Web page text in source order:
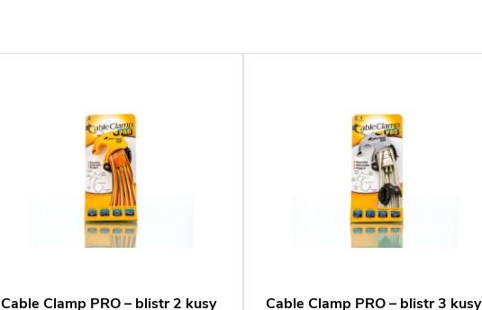
Cable Clamp PRO – blistr 2 kusy
Cable Clamp PRO – blistr 3 kusy